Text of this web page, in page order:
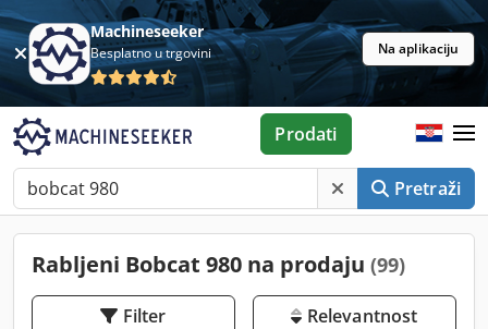
Machineseeker
Besplatno u trgovini Na aplikaciju
Pretraži
Prodati
Rabljeni Bobcat 980 na prodaju (99)
Filter Relevantnost